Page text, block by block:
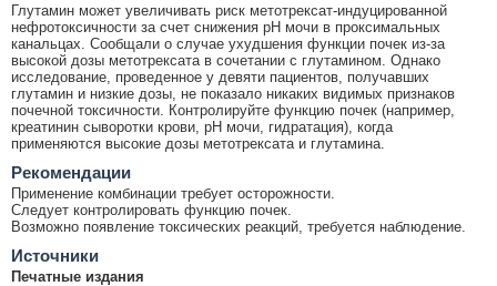
Глутамин может увеличивать риск метотрексат-индуцированной
нефротоксичности за счет снижения рН мочи в проксимальных
канальцах. Сообщали о случае ухудшения функции почек из-за
высокой дозы метотрексата в сочетании с глутамином. Однако
исследование, проведенное у девяти пациентов, получавших
глутамин и низкие дозы, не показало никаких видимых признаков
почечной токсичности. Контролируйте функцию почек (например,
креатинин сыворотки крови, рН мочи, гидратация), когда
применяются высокие дозы метотрексата и глутамина.
Рекомендации
Применение комбинации требует осторожности.
Следует контролировать функцию почек.
Возможно появление токсических реакций, требуется наблюдение.
Источники
Печатные издания